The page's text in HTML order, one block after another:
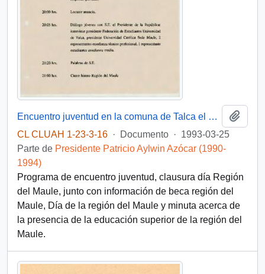
Encuentro juventud en la comuna de Talca el 25 de marzo de 1993
CL CLUAH 1-23-3-16 · Documento · 1993-03-25
Parte de Presidente Patricio Aylwin Azócar (1990-
1994)
Programa de encuentro juventud, clausura día Región
del Maule, junto con información de beca región del
Maule, Día de la región del Maule y minuta acerca de
la presencia de la educación superior de la región del
Maule.